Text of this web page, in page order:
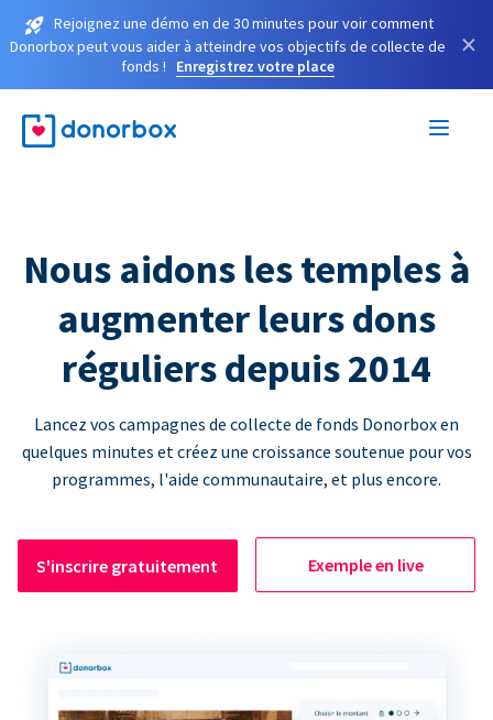
Rejoignez une démo en de 30 minutes pour voir comment
Donorbox peut vous aider à atteindre vos objectifs de collecte de
fonds !
Enregistrez votre place
×
Nous aidons les temples à
augmenter leurs dons
réguliers depuis 2014
Lancez vos campagnes de collecte de fonds Donorbox en
quelques minutes et créez une croissance soutenue pour vos
programmes, l'aide communautaire, et plus encore.
S'inscrire gratuitement Exemple en live